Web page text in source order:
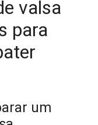
valsa
para
um